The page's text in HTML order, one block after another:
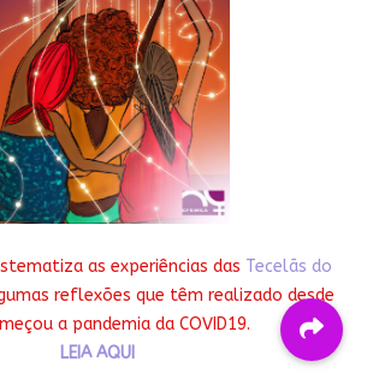
as experiências das Tecelãs do
reflexões que têm realizado desde
a pandemia da COVID19.
LEIA AQUI